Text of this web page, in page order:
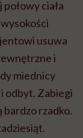
ciała
usuwa
i
miednicy
odbyt. Zabiegi
rzadko.